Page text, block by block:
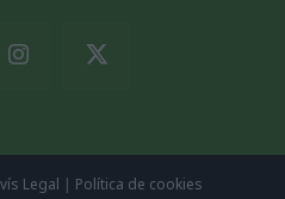
Legal | Política de cookies